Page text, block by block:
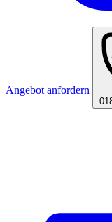
Angebot anfordern